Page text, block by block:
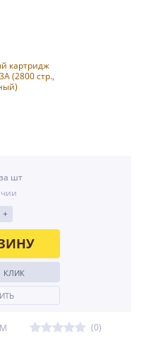
шт
+
КЛИК
(0)